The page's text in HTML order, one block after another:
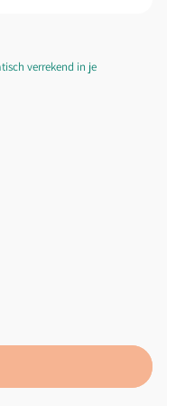
verrekend in je